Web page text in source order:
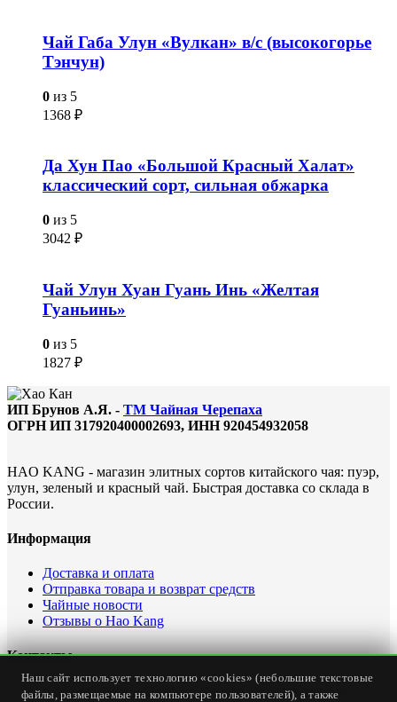
Чай Габа Улун «Вулкан» в/с (высокогорье
Тэнчун)
0 из 5
1368 ₽
Да Хун Пао «Большой Красный Халат»
классический сорт, сильная обжарка
0 из 5
3042 ₽
Чай Улун Хуан Гуань Инь «Желтая
Гуаньинь»
0 из 5
1827 ₽
ИП Брунов А.Я. - ТМ Чайная Черепаха
ОГРН ИП 317920400002693, ИНН 920454932058
HAO KANG - магазин элитных сортов китайского чая: пуэр,
улун, зеленый и красный чай. Быстрая доставка со склада в
России.
Информация
Доставка и оплата
Отправка товара и возврат средств
Чайные новости
Отзывы о Hao Kang
Контакты
Офис интернет магазина: Россия, Севастополь, ул.
Наш сайт использует технологию «cookies» (небольшие текстовые
файлы, размещаемые на компьютере пользователей), а также